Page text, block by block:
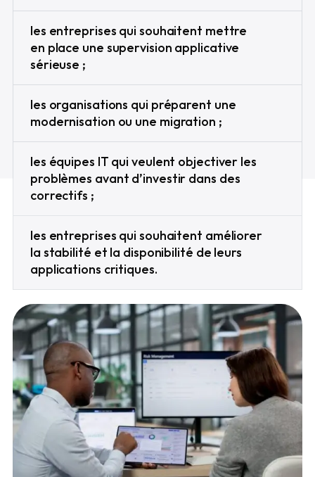
les entreprises qui souhaitent mettre
en place une supervision applicative
sérieuse ;
les organisations qui préparent une
modernisation ou une migration ;
les équipes IT qui veulent objectiver les
problèmes avant d’investir dans des
correctifs ;
les entreprises qui souhaitent améliorer
la stabilité et la disponibilité de leurs
applications critiques.